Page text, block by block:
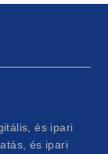
és ipari
és ipari